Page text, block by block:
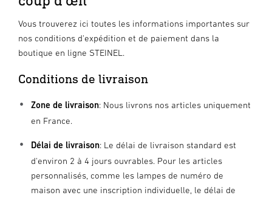
Vous trouverez ici toutes les informations importantes sur
nos conditions d'expédition et de paiement dans la
boutique en ligne STEINEL.
Conditions de livraison
Zone de livraison: Nous livrons nos articles uniquement
en France.
Délai de livraison: Le délai de livraison standard est
d'environ 2 à 4 jours ouvrables. Pour les articles
personnalisés, comme les lampes de numéro de
maison avec une inscription individuelle, le délai de